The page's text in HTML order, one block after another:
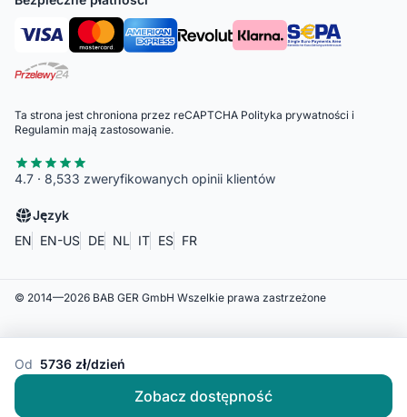
Od 5736 zł/dzień
Zobacz dostępność
Ta strona jest chroniona przez reCAPTCHA Polityka prywatności i
Regulamin mają zastosowanie.
4.7 · 8,533 zweryfikowanych opinii klientów
Język
EN
EN-US DE NL IT ES FR
© 2014—2026 BAB GER GmbH Wszelkie prawa zastrzeżone